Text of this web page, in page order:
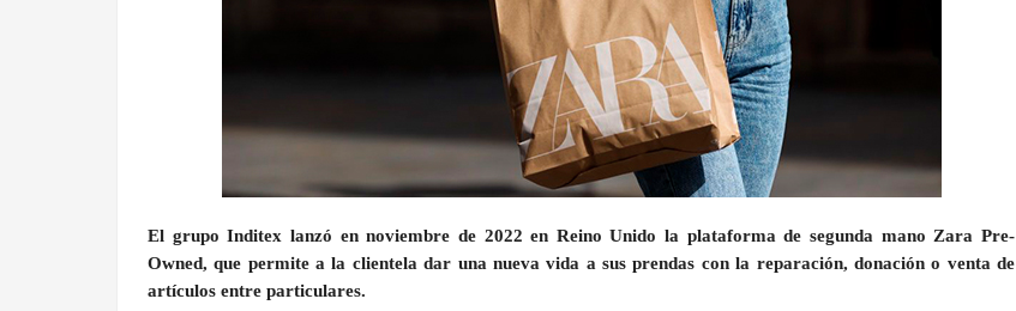
El grupo Inditex lanzó en noviembre de 2022 en Reino Unido la plataforma de segunda mano Zara Pre-
Owned, que permite a la clientela dar una nueva vida a sus prendas con la reparación, donación o venta de
artículos entre particulares.